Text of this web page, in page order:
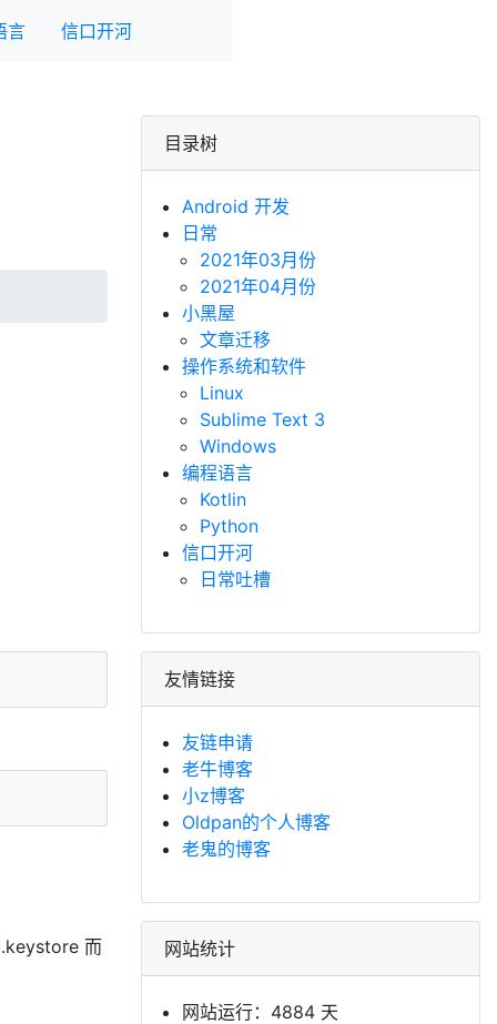
言 信口开河
而
目录树
Android 开发
日常
2021年03月份
2021年04月份
小黑屋
文章迁移
操作系统和软件
Linux
Sublime Text 3
Windows
编程语言
Kotlin
Python
信口开河
日常吐槽
友情链接
友链申请
老牛博客
小z博客
Oldpan的个人博客
老鬼的博客
网站统计
网站运行：4884 天